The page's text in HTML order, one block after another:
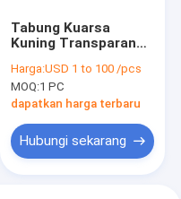
Tabung Kuarsa
Kuning Transparan
Tahan Guncangan
Suhu Tinggi
Harga:USD 1 to 100 /pcs
MOQ:1 PC
dapatkan harga terbaru
Hubungi sekarang